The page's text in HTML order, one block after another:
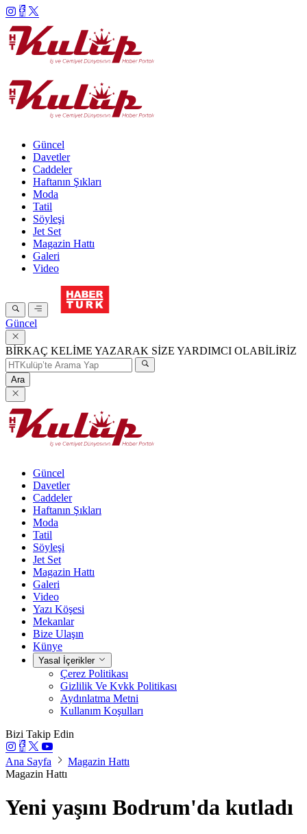
Güncel
Davetler
Caddeler
Haftanın Şıkları
Moda
Tatil
Söyleşi
Jet Set
Magazin Hattı
Galeri
Video
Güncel
BİRKAÇ KELİME YAZARAK SİZE YARDIMCI OLABİLİRİZ
Ara
Güncel
Davetler
Caddeler
Haftanın Şıkları
Moda
Tatil
Söyleşi
Jet Set
Magazin Hattı
Galeri
Video
Yazı Köşesi
Mekanlar
Bize Ulaşın
Künye
Yasal İçerikler
Çerez Politikası
Gizlilik Ve Kvkk Politikası
Aydınlatma Metni
Kullanım Koşulları
Bizi Takip Edin
Ana Sayfa
Magazin Hattı
Magazin Hattı
Yeni yaşını Bodrum'da kutladı